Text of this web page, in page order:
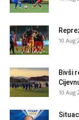
10 Aug
Bivši
10 Aug